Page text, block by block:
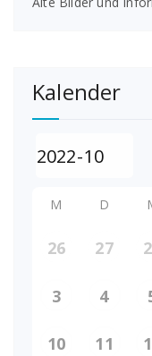
Kalender
M D
26 27
3 4
10 11